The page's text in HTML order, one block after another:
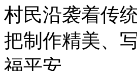
村民沿袭着传
把制作精美、
福平安。